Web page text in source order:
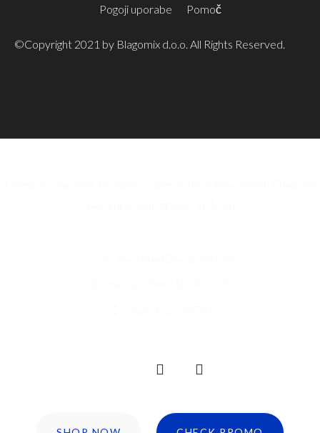
©Copyright 2021 by Blagomix d.o.o. All Rights Reserved.
Pogoji uporabe Pomoč